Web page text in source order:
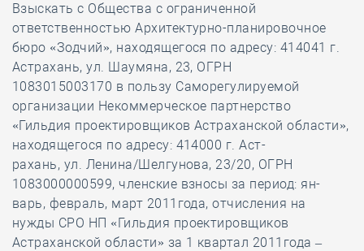
Взыскать с Общества с ограниченной
ответственностью Архитектурно-планировочное
бюро «Зодчий», находящегося по адресу: 414041 г.
Астрахань, ул. Шаумяна, 23, ОГРН
1083015003170 в пользу Саморегулируемой
организации Некоммерческое партнерство
«Гильдия проектировщиков Астраханской области»,
находящегося по адресу: 414000 г. Аст-
рахань, ул. Ленина/Шелгунова, 23/20, ОГРН
1083000000599, членские взносы за период: ян-
варь, февраль, март 2011года, отчисления на
нужды СРО НП «Гильдия проектировщиков
Астраханской области» за 1 квартал 2011года –